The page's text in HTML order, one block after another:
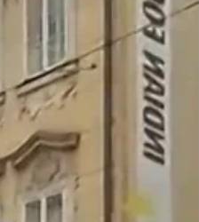
פראג הפכה בשנים האחרונות
בקרב תיירים, אלא גם בקרב
איכות חיים גבוהה, מחירים
בראיון שפורסם באתר וואלה
עם רילוקיישן, ליווי משפחות
לדעת לפני שעושים את הצעד. ⬅️
המלא באתר וואלה לחצו כאן. ⬅️
פראג. ⬅️ לקבוצת הוואטסאפ
דור". לפעמים החיים לוקחים
מפתיעים. התחלתי את דרכי